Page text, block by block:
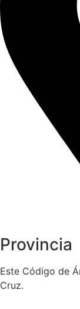
Provincia
Este Código de
Cruz.